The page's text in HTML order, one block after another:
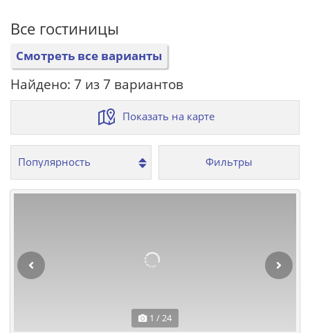
Все гостиницы
Смотреть все варианты
Найдено: 7 из 7 вариантов
Показать на карте
Фильтры
1 / 24